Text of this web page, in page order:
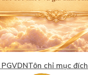
Tôn chỉ mục đích